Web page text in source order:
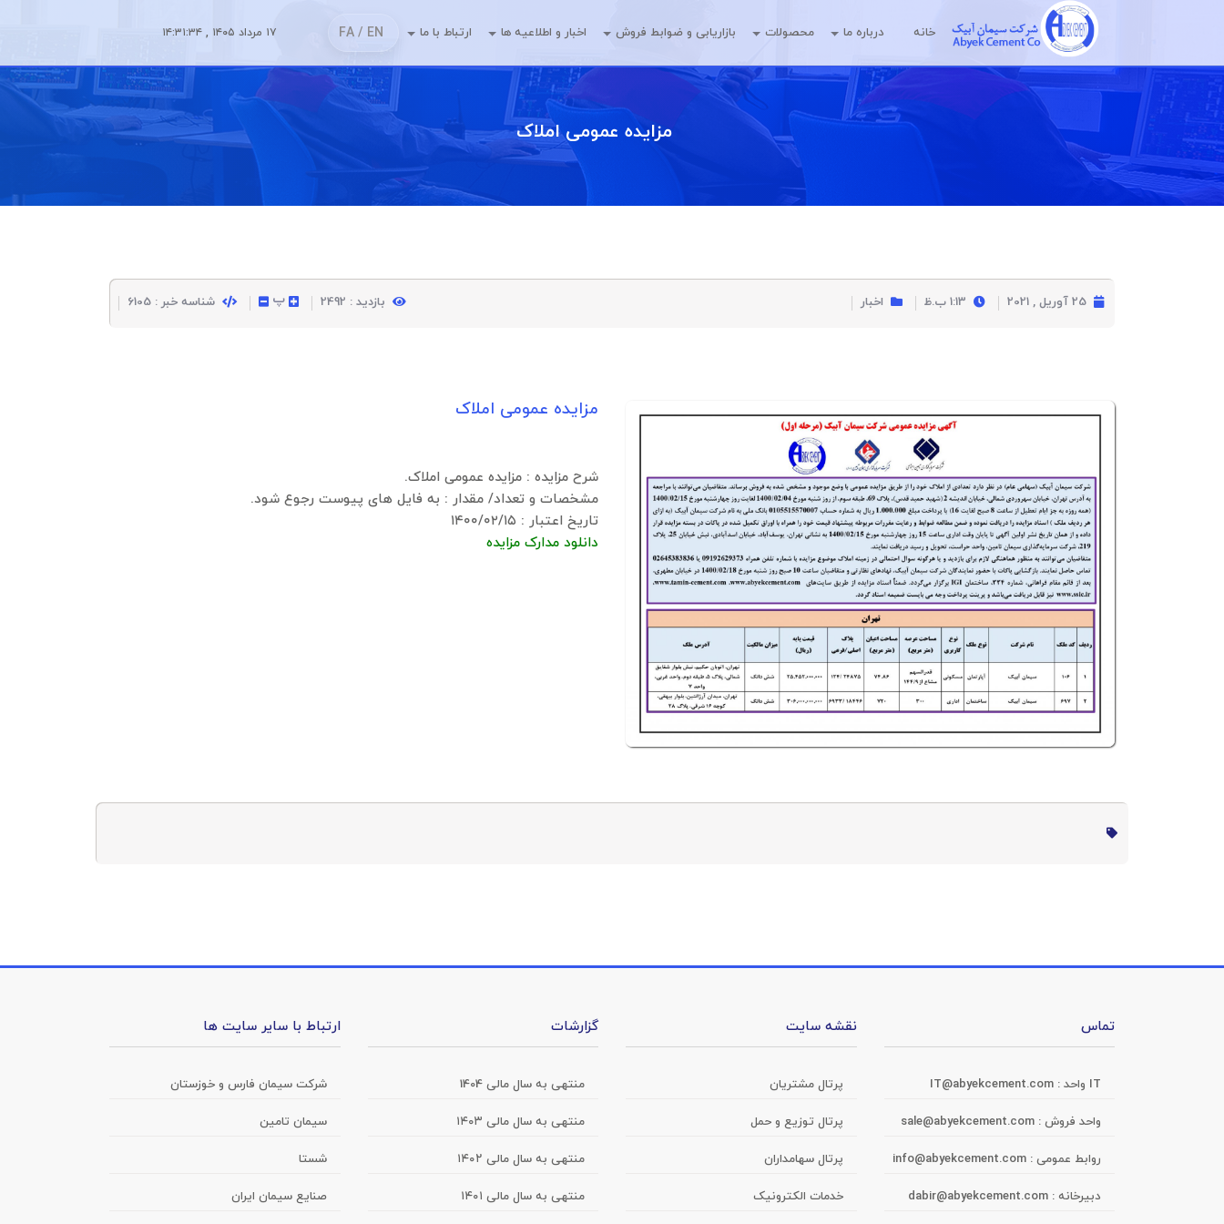
خانه درباره ما محصولات بازاریابی و ضوابط فروش اخبار و اطلاعیه ها ارتباط با ما FA / EN ۱۷ مرداد ۱۴۰۵ , ۱۴:۳۱:۳۴
مزایده عمومی املاک
25 آوریل , 2021 1:13 ب.ظ اخبار بازدید : 2492 پ شناسه خبر : 6105
مزایده عمومی املاک
شرح مزایده : مزایده عمومی املاک.
مشخصات و تعداد/ مقدار : به فایل های پیوست رجوع شود.
تاریخ اعتبار : ۱۴۰۰/۰۲/۱۵
دانلود مدارک مزایده
تماس
IT واحد :
واحد فروش :
روابط عمومی :
دبیرخانه :
نقشه سایت
پرتال مشتریان
پرتال توزیع و حمل
پرتال سهامداران
خدمات الکترونیک
گزارشات
منتهی به سال مالی 1404
منتهی به سال مالی ۱۴۰۳
منتهی به سال مالی ۱۴۰۲
منتهی به سال مالی ۱۴۰۱
ارتباط با سایر سایت ها
شرکت سیمان فارس و خوزستان
سیمان تامین
شستا
صنایع سیمان ایران